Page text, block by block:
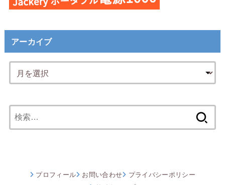
アーカイブ
索:
プロフィール お問い合わせ
プライバシーポリシー